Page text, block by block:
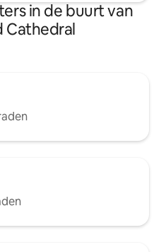
in de buurt van
Cathedral